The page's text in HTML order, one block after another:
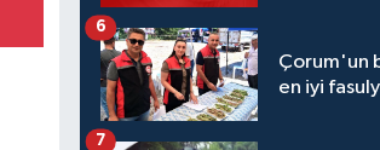
Çorum'un
en iyi
6
7